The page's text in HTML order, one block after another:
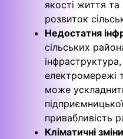
якості життя
розвиток
Недостатня
сільських
електромережі
може
привабливість
Кліматичні